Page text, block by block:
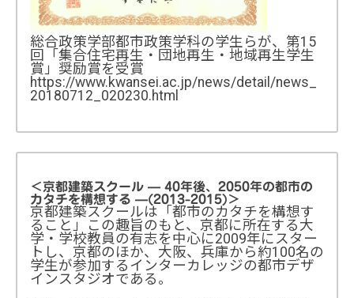
総合政策学部都市政策学科の学生らが、第15
回「集合住宅再生・団地再生・地域再生学生
賞」奨励賞を受賞
https://www.kwansei.ac.jp/news/detail/news_
20180712_020230.html
＜京都建築スクール — 40年後、2050年の都市の
カタチを構想する —(2013-2015)＞
京都建築スクールは「都市のカタチを構想す
ること」この趣旨のもと、京都に所在する大
学・学校教員の有志を中心に2009年にスター
トし、京都のほか、大阪、兵庫から約100名の
学生が参加するインターカレッジの都市デザ
インスタジオである。